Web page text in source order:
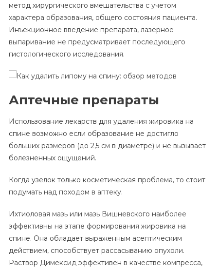
метод хирургического вмешательства с учетом
характера образования, общего состояния пациента.
Инъекционное введение препарата, лазерное
выпаривание не предусматривает последующего
гистологического исследования.
Аптечные препараты
Использование лекарств для удаления жировика на
спине возможно если образование не достигло
больших размеров (до 2,5 см в диаметре) и не вызывает
болезненных ощущений.
Когда узелок только косметическая проблема, то стоит
подумать над походом в аптеку.
Ихтиоловая мазь или мазь Вишневского наиболее
эффективны на этапе формирования жировика на
спине. Она обладает выраженным асептическим
действием, способствует рассасыванию опухоли.
Раствор Димексид эффективен в качестве компресса,